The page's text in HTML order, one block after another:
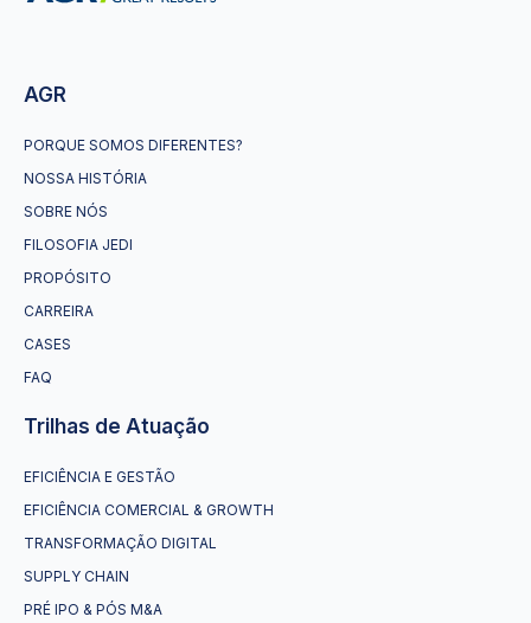
AGR
PORQUE SOMOS DIFERENTES?
NOSSA HISTÓRIA
SOBRE NÓS
FILOSOFIA JEDI
PROPÓSITO
CARREIRA
CASES
FAQ
Trilhas de Atuação
EFICIÊNCIA E GESTÃO
EFICIÊNCIA COMERCIAL & GROWTH
TRANSFORMAÇÃO DIGITAL
SUPPLY CHAIN
PRÉ IPO & PÓS M&A